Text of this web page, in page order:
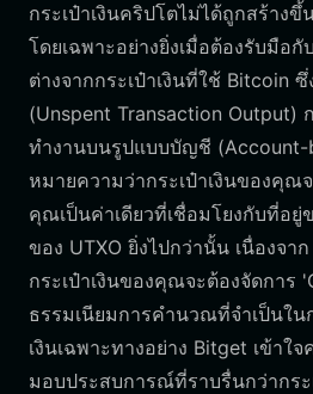
กระเป๋าเงินคริปโตไม่ได้ถูกสร้าง
โดยเฉพาะอย่างยิ่งเมื่อต้องรับมือ
ต่างจากกระเป๋าเงินที่ใช้ Bitcoin
(Unspent Transaction Output) ก
ทำงานบนรูปแบบบัญชี (Account-
หมายความว่ากระเป๋าเงินของคุณ
คุณเป็นค่าเดียวที่เชื่อมโยงกับที่อ
ของ UTXO ยิ่งไปกว่านั้น เนื่องจา
กระเป๋าเงินของคุณจะต้องจัดการ
ธรรมเนียมการคำนวณที่จำเป็นใน
เงินเฉพาะทางอย่าง Bitget เข้าใ
มอบประสบการณ์ที่ราบรื่นกว่ากระ